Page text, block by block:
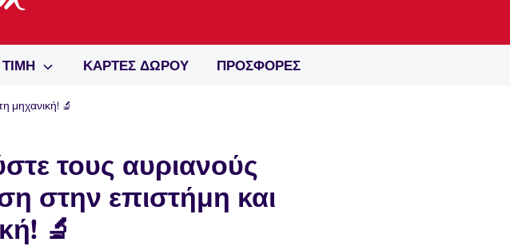
ΤΙΜΗ ΚΑΡΤΕΣ ΔΩΡΟΥ ΠΡΟΣΦΟΡΕΣ
μηχανική! 🔬
τους αυριανούς
στην επιστήμη και
🔬